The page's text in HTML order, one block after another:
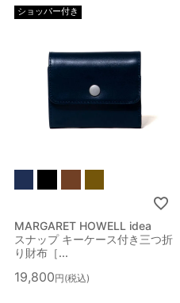
絞り込み検索
ショッパー付き
MARGARET HOWELL idea
スナップ キーケース付き三つ折
り財布［...
19,800 税込